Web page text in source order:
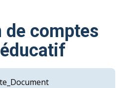
de comptes